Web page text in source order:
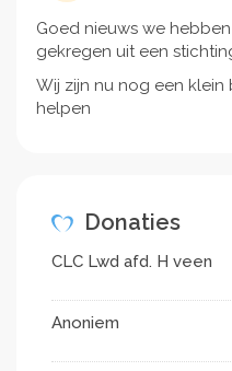
Goed nieuws we
gekregen uit een
Wij zijn nu nog een
helpen
Donaties
CLC Lwd afd. H veen
Anoniem